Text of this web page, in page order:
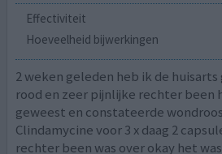
Effectiviteit
Hoeveelheid bijwerkingen
2 weken geleden heb ik de
rood en zeer pijnlijke rechter been
geweest en constateerde
Clindamycine voor 3 x daag 2
rechter been was over okay het